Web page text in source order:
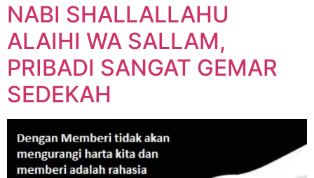
NABI SHALLALLAHU
ALAIHI WA SALLAM,
PRIBADI SANGAT GEMAR
SEDEKAH